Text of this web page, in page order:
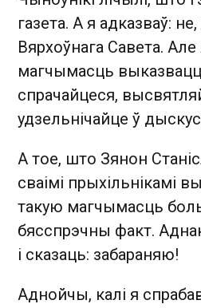
газета. А я адказваў:
Вярхоўнага Савета.
магчымасць
спрачайцеся,
удзельнічайце ў
А тое, што Зянон
сваімі прыхільнікамі
такую магчымасць
бясспрэчны факт.
і сказаць: забараняю!
Аднойчы, калі я